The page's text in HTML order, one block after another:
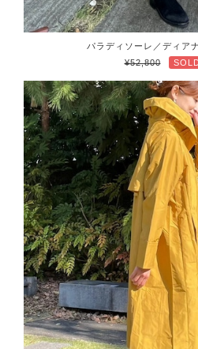
パラディソーレ／ディア
¥52,800